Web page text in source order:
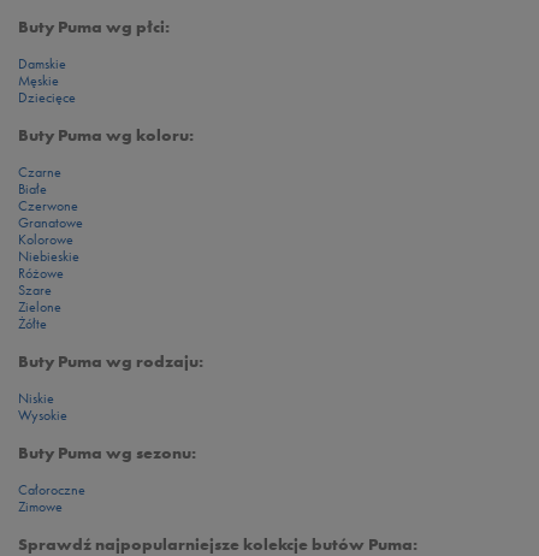
Buty Puma wg płci:
Damskie
Męskie
Dziecięce
Buty Puma wg koloru:
Czarne
Białe
Czerwone
Granatowe
Kolorowe
Niebieskie
Różowe
Szare
Zielone
Żółte
Buty Puma wg rodzaju:
Niskie
Wysokie
Buty Puma wg sezonu:
Całoroczne
Zimowe
Sprawdź najpopularniejsze kolekcje butów Puma: